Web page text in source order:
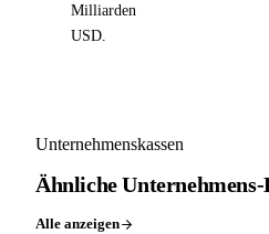
Milliarden
USD.
Unternehmenskassen
Ähnliche
Alle anzeigen